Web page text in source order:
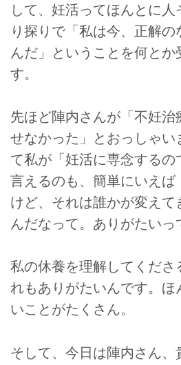
して、妊活ってほんとに
り探りで「私は今、正解の
んだ」ということを何と
す。
先ほど陣内さんが「不妊治
せなかった」とおっしゃい
て私が「妊活に専念するの
言えるのも、簡単にいえば
けど、それは誰かが変えて
んだなって。ありがたいっ
私の休養を理解してくださ
れもありがたいんです。ほ
いことがたくさん。
そして、今日は陣内さん、